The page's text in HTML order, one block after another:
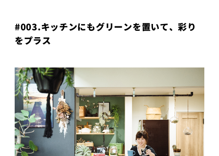
#003.キッチンにもグリーンを置いて、彩り
をプラス